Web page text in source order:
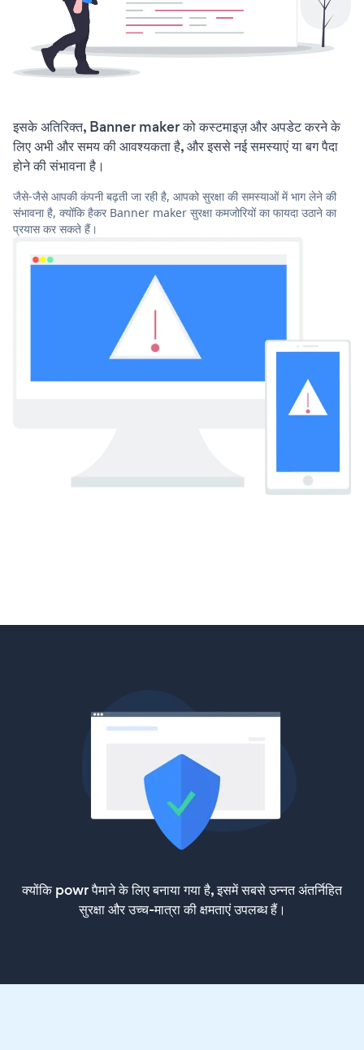
इसके अतिरिक्त, Banner maker को कस्टमाइज़ और अपडेट करने के
लिए अभी और समय की आवश्यकता है, और इससे नई समस्याएं या बग पैदा
होने की संभावना है।
जैसे-जैसे आपकी कंपनी बढ़ती जा रही है, आपको सुरक्षा की समस्याओं में भाग लेने की
संभावना है, क्योंकि हैकर Banner maker सुरक्षा कमजोरियों का फायदा उठाने का
प्रयास कर सकते हैं।
क्योंकि powr पैमाने के लिए बनाया गया है, इसमें सबसे उन्नत अंतर्निहित
सुरक्षा और उच्च-मात्रा की क्षमताएं उपलब्ध हैं।